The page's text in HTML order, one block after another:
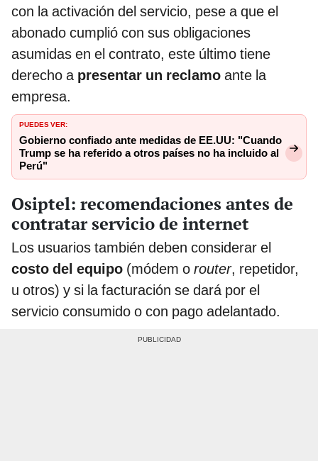
con la activación del servicio, pese a que el
abonado cumplió con sus obligaciones
asumidas en el contrato, este último tiene
derecho a presentar un reclamo ante la
empresa.
PUEDES VER:
Gobierno confiado ante medidas de EE.UU: "Cuando
Trump se ha referido a otros países no ha incluido al
Perú"
Osiptel: recomendaciones antes de
contratar servicio de internet
Los usuarios también deben considerar el
costo del equipo (módem o router, repetidor,
u otros) y si la facturación se dará por el
servicio consumido o con pago adelantado.